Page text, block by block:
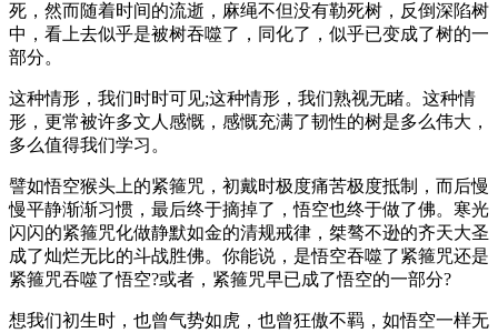
死，然而随着时间的流逝，麻绳不但没有勒死树，反倒深陷树
中，看上去似乎是被树吞噬了，同化了，似乎已变成了树的一
部分。
这种情形，我们时时可见;这种情形，我们熟视无睹。这种情
形，更常被许多文人感慨，感慨充满了韧性的树是多么伟大，
多么值得我们学习。
譬如悟空猴头上的紧箍咒，初戴时极度痛苦极度抵制，而后慢
慢平静渐渐习惯，最后终于摘掉了，悟空也终于做了佛。寒光
闪闪的紧箍咒化做静默如金的清规戒律，桀骜不逊的齐天大圣
成了灿烂无比的斗战胜佛。你能说，是悟空吞噬了紧箍咒还是
紧箍咒吞噬了悟空?或者，紧箍咒早已成了悟空的一部分?
想我们初生时，也曾气势如虎，也曾狂傲不羁，如悟空一样无